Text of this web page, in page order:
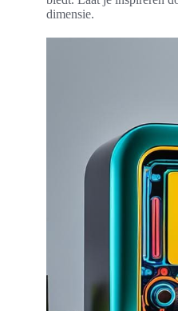
dimensie.